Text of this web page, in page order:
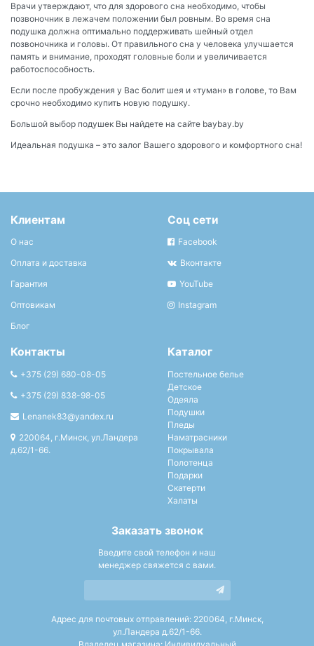
Врачи утверждают, что для здорового сна необходимо, чтобы
позвоночник в лежачем положении был ровным. Во время сна
подушка должна оптимально поддерживать шейный отдел
позвоночника и головы. От правильного сна у человека улучшается
память и внимание, проходят головные боли и увеличивается
работоспособность.
Если после пробуждения у Вас болит шея и «туман» в голове, то Вам
срочно необходимо купить новую подушку.
Большой выбор подушек Вы найдете на сайте baybay.by
Идеальная подушка – это залог Вашего здорового и комфортного сна!
Клиентам
О нас
Оплата и доставка
Гарантия
Оптовикам
Блог
Соц сети
Facebook
Вконтакте
YouTube
Instagram
Контакты
+375 (29) 680-08-05
+375 (29) 838-98-05
Lenanek83@yandex.ru
220064, г.Минск, ул.Ландера
д.62/1-66.
Каталог
Постельное белье
Детское
Одеяла
Подушки
Пледы
Наматрасники
Покрывала
Полотенца
Подарки
Скатерти
Халаты
Заказать звонок
Введите свой телефон и наш
менеджер свяжется с вами.
Адрес для почтовых отправлений: 220064, г.Минск,
ул.Ландера д.62/1-66.